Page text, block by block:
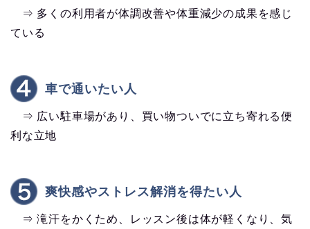
⇒ 多くの利用者が体調改善や体重減少の成果を感じ
ている
車で通いたい人
⇒ 広い駐車場があり、買い物ついでに立ち寄れる便
利な立地
爽快感やストレス解消を得たい人
⇒ 滝汗をかくため、レッスン後は体が軽くなり、気